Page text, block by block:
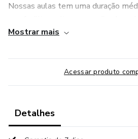
Nossas aulas tem uma duração
específicos por matéria, questões
GUARDA MUNICIPAL.
Venha se tornar um Guarda
Mostrar mais
Acessar produto
Detalhes